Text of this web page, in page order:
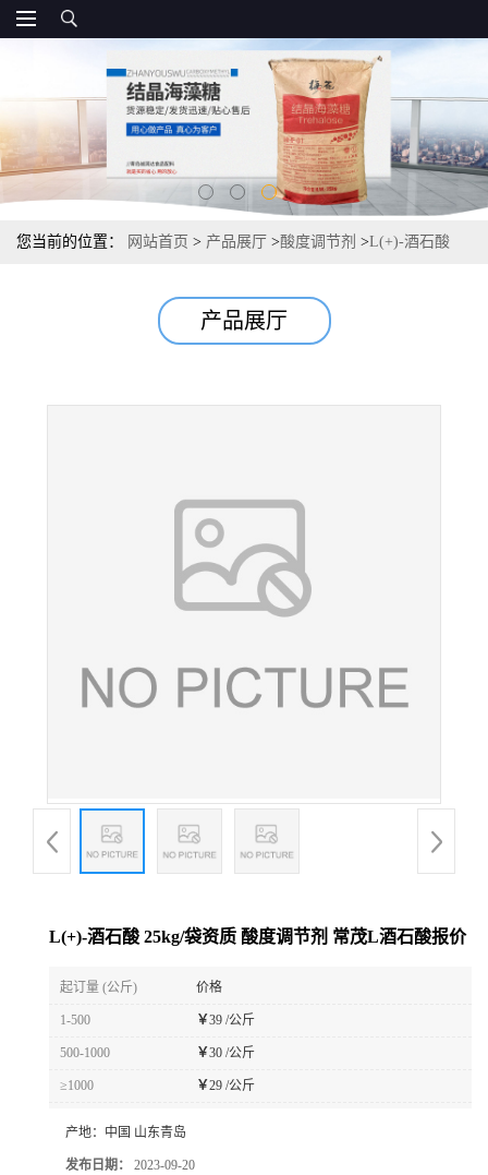
您当前的位置： 网站首页 > 产品展厅 >酸度调节剂 >L(+)-酒石酸
产品展厅
L(+)-酒石酸 25kg/袋资质 酸度调节剂 常茂L酒石酸报价
起订量 (公斤) 价格
1-500 ￥39 /公斤
500-1000 ￥30 /公斤
≥1000 ￥29 /公斤
产地： 中国 山东青岛
发布日期： 2023-09-20